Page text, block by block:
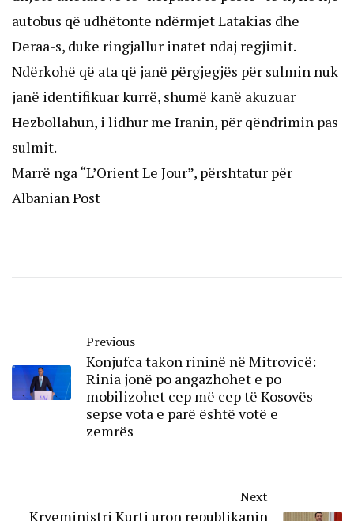
autobus që udhëtonte ndërmjet Latakias dhe
Deraa-s, duke ringjallur inatet ndaj regjimit.
Ndërkohë që ata që janë përgjegjës për sulmin nuk
janë identifikuar kurrë, shumë kanë akuzuar
Hezbollahun, i lidhur me Iranin, për qëndrimin pas
sulmit.
Marrë nga “L’Orient Le Jour”, përshtatur për
Albanian Post
Previous
Konjufca takon rininë në Mitrovicë:
Rinia jonë po angazhohet e po
mobilizohet cep më cep të Kosovës
sepse vota e parë është votë e
zemrës
Next
Kryeministri Kurti uron republikanin